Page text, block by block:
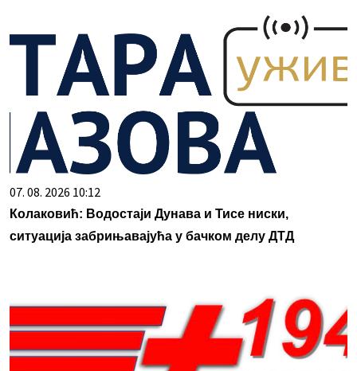
07. 08. 2026 10:12
Колаковић: Водостаји Дунава и Тисе ниски,
ситуација забрињавајућа у бачком делу ДТД